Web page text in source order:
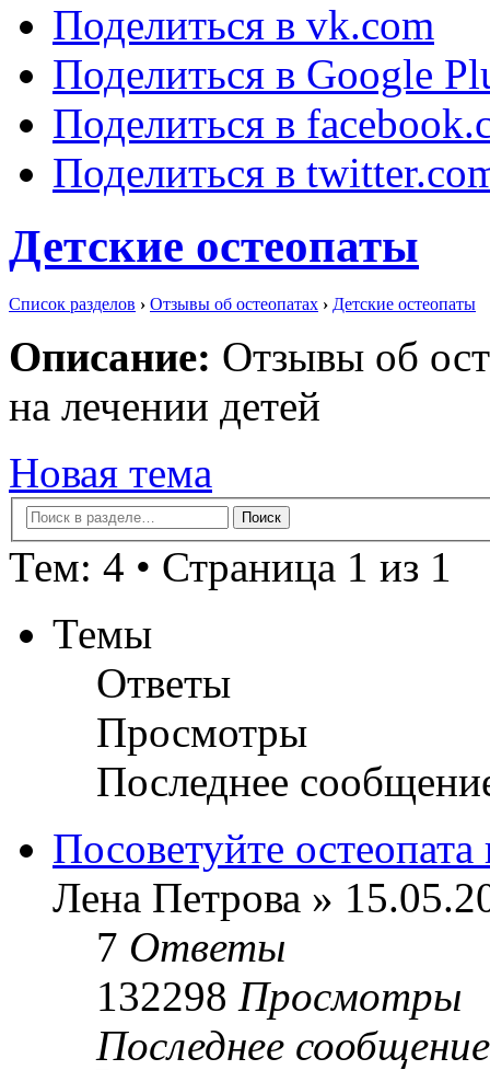
Поделиться в vk.com
Поделиться в Google
Поделиться в
Поделиться в
Детские остеопаты
Список разделов › Отзывы об остеопатах › Детские остеопаты
Описание: Отзывы об
на лечении детей
Новая тема
Тем: 4 • Страница 1 из 1
Темы
Ответы
Просмотры
Последнее
Посоветуйте
Лена Петрова »
7 Ответы
132298 Просмотры
Последнее